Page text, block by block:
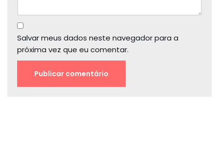
Salvar meus dados neste navegador para a
próxima vez que eu comentar.